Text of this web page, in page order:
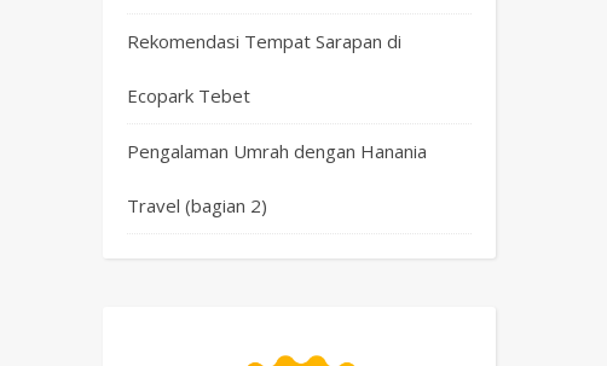
Rekomendasi Tempat Sarapan di
Ecopark Tebet
Pengalaman Umrah dengan Hanania
Travel (bagian 2)